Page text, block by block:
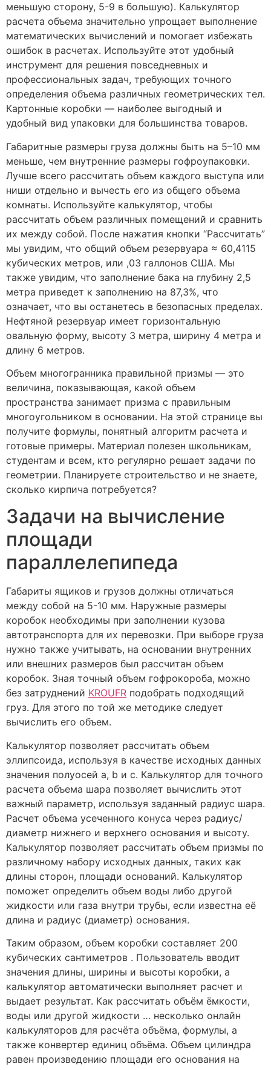
меньшую сторону, 5-9 в большую). Калькулятор
расчета объема значительно упрощает выполнение
математических вычислений и помогает избежать
ошибок в расчетах. Используйте этот удобный
инструмент для решения повседневных и
профессиональных задач, требующих точного
определения объема различных геометрических тел.
Картонные коробки — наиболее выгодный и
удобный вид упаковки для большинства товаров.
Габаритные размеры груза должны быть на 5–10 мм
меньше, чем внутренние размеры гофроупаковки.
Лучше всего рассчитать объем каждого выступа или
ниши отдельно и вычесть его из общего объема
комнаты. Используйте калькулятор, чтобы
рассчитать объем различных помещений и сравнить
их между собой. После нажатия кнопки “Рассчитать”
мы увидим, что общий объем резервуара ≈ 60,4115
кубических метров, или ,03 галлонов США. Мы
также увидим, что заполнение бака на глубину 2,5
метра приведет к заполнению на 87,3%, что
означает, что вы останетесь в безопасных пределах.
Нефтяной резервуар имеет горизонтальную
овальную форму, высоту 3 метра, ширину 4 метра и
длину 6 метров.
Объем многогранника правильной призмы — это
величина, показывающая, какой объем
пространства занимает призма с правильным
многоугольником в основании. На этой странице вы
получите формулы, понятный алгоритм расчета и
готовые примеры. Материал полезен школьникам,
студентам и всем, кто регулярно решает задачи по
геометрии. Планируете строительство и не знаете,
сколько кирпича потребуется?
Задачи на вычисление
площади
параллелепипеда
Габариты ящиков и грузов должны отличаться
между собой на 5-10 мм. Наружные размеры
коробок необходимы при заполнении кузова
автотранспорта для их перевозки. При выборе груза
нужно также учитывать, на основании внутренних
или внешних размеров был рассчитан объем
коробок. Зная точный объем гофрокороба, можно
без затруднений KROUFR подобрать подходящий
груз. Для этого по той же методике следует
вычислить его объем.
Калькулятор позволяет рассчитать объем
эллипсоида, используя в качестве исходных данных
значения полуосей a, b и c. Калькулятор для точного
расчета объема шара позволяет вычислить этот
важный параметр, используя заданный радиус шара.
Расчет объема усеченного конуса через радиус/
диаметр нижнего и верхнего основания и высоту.
Калькулятор позволяет рассчитать объем призмы по
различному набору исходных данных, таких как
длины сторон, площади оснований. Калькулятор
поможет определить объем воды либо другой
жидкости или газа внутри трубы, если известна её
длина и радиус (диаметр) основания.
Таким образом, объем коробки составляет 200
кубических сантиметров . Пользователь вводит
значения длины, ширины и высоты коробки, а
калькулятор автоматически выполняет расчет и
выдает результат. Как рассчитать объём ёмкости,
воды или другой жидкости … несколько онлайн
калькуляторов для расчёта объёма, формулы, а
также конвертер единиц объёма. Объем цилиндра
равен произведению площади его основания на